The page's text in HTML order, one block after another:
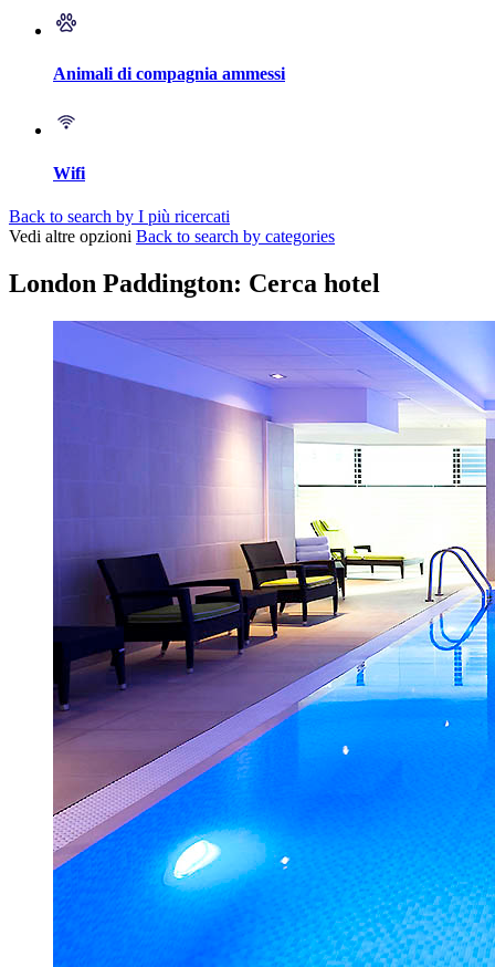
Animali di compagnia ammessi
Wifi
Back to search by I più ricercati
Vedi altre opzioni Back to search by categories
London Paddington: Cerca hotel